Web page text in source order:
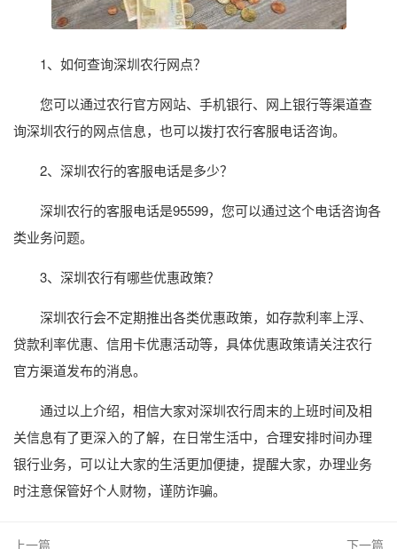
1、如何查询深圳农行网点？
您可以通过农行官方网站、手机银行、网上银行等渠道查
询深圳农行的网点信息，也可以拨打农行客服电话咨询。
2、深圳农行的客服电话是多少？
深圳农行的客服电话是95599，您可以通过这个电话咨询各
类业务问题。
3、深圳农行有哪些优惠政策？
深圳农行会不定期推出各类优惠政策，如存款利率上浮、
贷款利率优惠、信用卡优惠活动等，具体优惠政策请关注农行
官方渠道发布的消息。
通过以上介绍，相信大家对深圳农行周末的上班时间及相
关信息有了更深入的了解，在日常生活中，合理安排时间办理
银行业务，可以让大家的生活更加便捷，提醒大家，办理业务
时注意保管好个人财物，谨防诈骗。
上一篇
下一篇